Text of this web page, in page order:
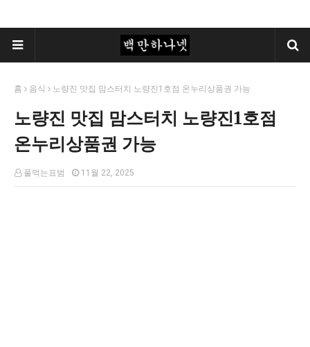
홈 음식 노량진 맛집 맘스터치 노량진1호점 온누리상품권 가능
노량진 맛집 맘스터치 노량진1호점
온누리상품권 가능
풀먹는표범 11월 22, 2025